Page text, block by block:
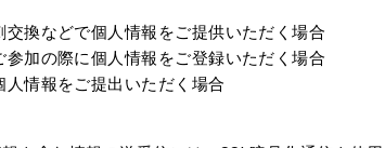
換などで個人情報をご提供いただく場合
加の際に個人情報をご登録いただく場合
情報をご提出いただく場合